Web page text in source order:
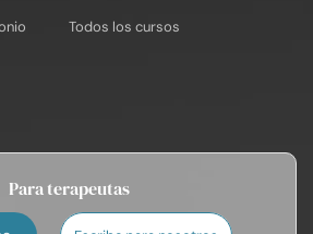
Todos los cursos
Para terapeutas